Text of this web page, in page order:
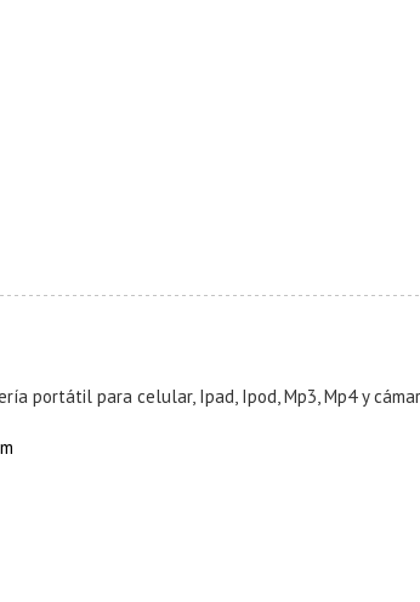
portátil para celular, Ipad, Ipod, Mp3, Mp4 y